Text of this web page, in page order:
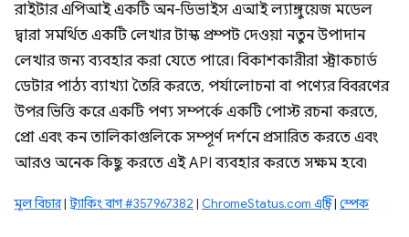
রাইটার এপিআই একটি অন-ডিভাইস এআই ল্যাঙ্গুয়েজ মডেল
দ্বারা সমর্থিত একটি লেখার টাস্ক প্রম্পট দেওয়া নতুন উপাদান
লেখার জন্য ব্যবহার করা যেতে পারে। বিকাশকারীরা স্ট্রাকচার্ড
ডেটার পাঠ্য ব্যাখ্যা তৈরি করতে, পর্যালোচনা বা পণ্যের বিবরণের
উপর ভিত্তি করে একটি পণ্য সম্পর্কে একটি পোস্ট রচনা করতে,
প্রো এবং কন তালিকাগুলিকে সম্পূর্ণ দর্শনে প্রসারিত করতে এবং
আরও অনেক কিছু করতে এই API ব্যবহার করতে সক্ষম হবে৷
মূল বিচার| ট্র্যাকিং বাগ #357967382 | ChromeStatus.com এন্ট্রি| স্পেক